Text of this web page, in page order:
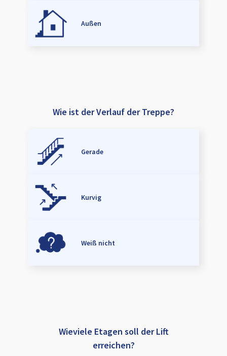
Außen
Wie ist der Verlauf der Treppe?
Gerade
Kurvig
Weiß nicht
Wieviele Etagen soll der Lift
erreichen?